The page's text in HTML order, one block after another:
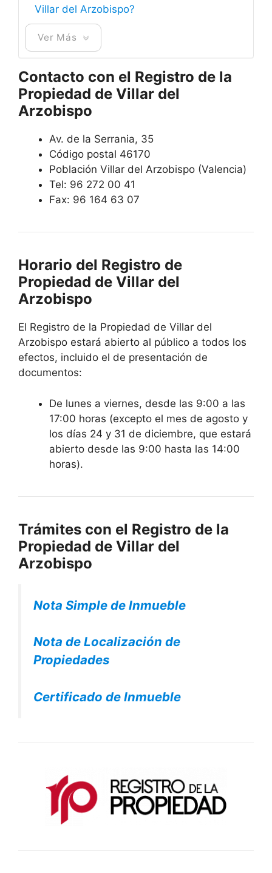
Villar del Arzobispo?
Ver Más
Contacto con el Registro de la
Propiedad de Villar del
Arzobispo
Av. de la Serrania, 35
Código postal 46170
Población Villar del Arzobispo (Valencia)
Tel: 96 272 00 41
Fax: 96 164 63 07
Horario del Registro de
Propiedad de Villar del
Arzobispo
El Registro de la Propiedad de Villar del
Arzobispo estará abierto al público a todos los
efectos, incluido el de presentación de
documentos:
De lunes a viernes, desde las 9:00 a las
17:00 horas (excepto el mes de agosto y
los días 24 y 31 de diciembre, que estará
abierto desde las 9:00 hasta las 14:00
horas).
Trámites con el Registro de la
Propiedad de Villar del
Arzobispo
Nota Simple de Inmueble
Nota de Localización de
Propiedades
Certificado de Inmueble